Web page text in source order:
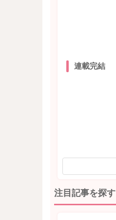
連載完結
注目記事を探す